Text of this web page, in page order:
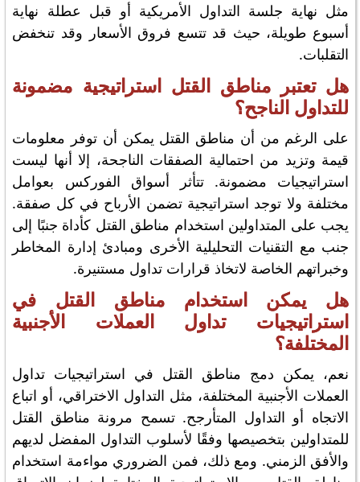
مثل نهاية جلسة التداول الأمريكية أو قبل عطلة نهاية
أسبوع طويلة، حيث قد تتسع فروق الأسعار وقد تنخفض
التقلبات.
هل تعتبر مناطق القتل استراتيجية مضمونة
للتداول الناجح؟
على الرغم من أن مناطق القتل يمكن أن توفر معلومات
قيمة وتزيد من احتمالية الصفقات الناجحة، إلا أنها ليست
استراتيجيات مضمونة. تتأثر أسواق الفوركس بعوامل
مختلفة ولا توجد استراتيجية تضمن الأرباح في كل صفقة.
يجب على المتداولين استخدام مناطق القتل كأداة جنبًا إلى
جنب مع التقنيات التحليلية الأخرى ومبادئ إدارة المخاطر
وخبراتهم الخاصة لاتخاذ قرارات تداول مستنيرة.
هل يمكن استخدام مناطق القتل في
استراتيجيات تداول العملات الأجنبية
المختلفة؟
نعم، يمكن دمج مناطق القتل في استراتيجيات تداول
العملات الأجنبية المختلفة، مثل التداول الاختراقي، أو اتباع
الاتجاه أو التداول المتأرجح. تسمح مرونة مناطق القتل
للمتداولين بتخصيصها وفقًا لأسلوب التداول المفضل لديهم
والأفق الزمني. ومع ذلك، فمن الضروري مواءمة استخدام